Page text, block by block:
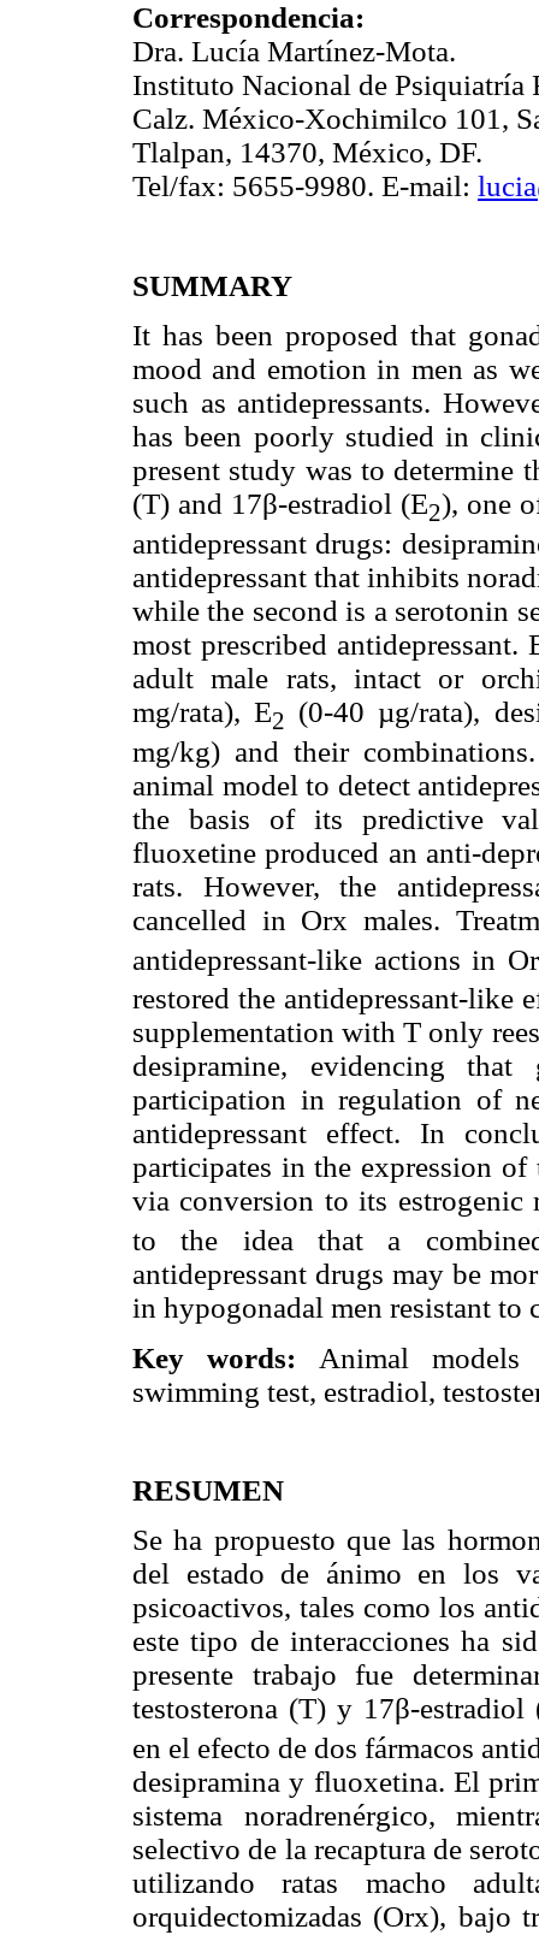
Correspondencia:
Dra. Lucía Martínez-Mota.
Instituto Nacional de Psiquiatría
Calz. México-Xochimilco 101,
Tlalpan, 14370, México, DF.
Tel/fax: 5655-9980. E-mail:
SUMMARY
It has been proposed that
mood and emotion in men as
such as antidepressants.
has been poorly studied in
present study was to determine
(T) and 17β-estradiol (E2), one
antidepressant drugs:
antidepressant that inhibits
while the second is a serotonin
most prescribed
adult male rats, intact or
mg/rata), E2 (0-40 µg/rata),
mg/kg) and their
animal model to detect
the basis of its predictive
fluoxetine produced an anti-
rats. However, the
cancelled in Orx males.
antidepressant-like actions in
restored the antidepressant-like
supplementation with T only
desipramine, evidencing
participation in regulation of
antidepressant effect. In
participates in the expression
via conversion to its estrogenic
to the idea that a
antidepressant drugs may be
in hypogonadal men resistant to
Key words: Animal models
swimming test, estradiol,
RESUMEN
Se ha propuesto que las
del estado de ánimo en los
psicoactivos, tales como los
este tipo de interacciones ha
presente trabajo fue
testosterona (T) y 17β-estradiol
en el efecto de dos fármacos
desipramina y fluoxetina. El
sistema noradrenérgico,
selectivo de la recaptura de
utilizando ratas macho
orquidectomizadas (Orx), bajo